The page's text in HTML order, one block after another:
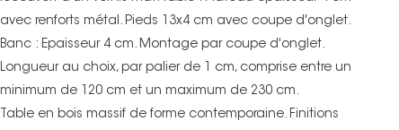
avec renforts métal. Pieds 13x4 cm avec coupe d'onglet.
Banc : Epaisseur 4 cm. Montage par coupe d'onglet.
Longueur au choix, par palier de 1 cm, comprise entre un
minimum de 120 cm et un maximum de 230 cm.
Table en bois massif de forme contemporaine. Finitions